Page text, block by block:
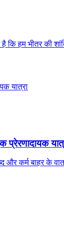
कि हम भीतर की
प्रेरणादायक
कर्म बाहर के